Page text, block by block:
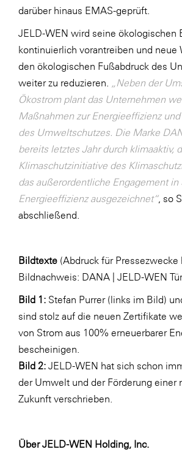
darüber hinaus EMAS-geprüft.
JELD-WEN wird seine ökologischen
kontinuierlich vorantreiben und neue
den ökologischen Fußabdruck des
weiter zu reduzieren.
„Neben der
Ökostrom plant das Unternehmen
Maßnahmen zur Energieeffizienz
des Umweltschutzes. Die Marke
bereits letztes Jahr durch klimaaktiv,
Klimaschutzinitiative des
das außerordentliche Engagement in
Energieeffizienz ausgezeichnet“, so
abschließend.
Bildtexte (Abdruck für Pressezwecke
Bildnachweis: DANA | JELD-WEN
Bild 1: Stefan Purrer (links im Bild)
sind stolz auf die neuen Zertifikate
von Strom aus 100% erneuerbarer
bescheinigen.
Bild 2: JELD-WEN hat sich schon
der Umwelt und der Förderung einer
Zukunft verschrieben.
Über JELD-WEN Holding, Inc.